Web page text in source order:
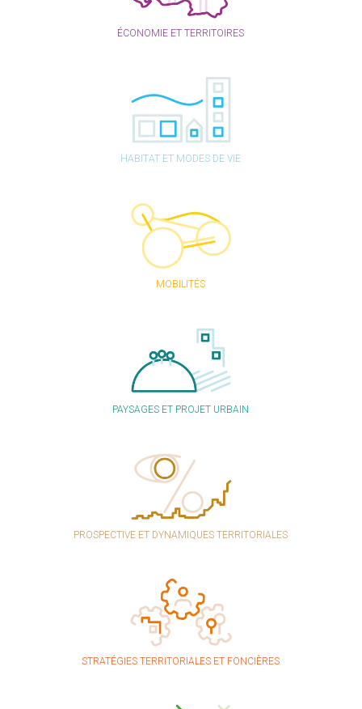
ÉCONOMIE ET TERRITOIRES
HABITAT ET MODES DE VIE
MOBILITÉS
PAYSAGES ET PROJET URBAIN
PROSPECTIVE ET DYNAMIQUES TERRITORIALES
STRATÉGIES TERRITORIALES ET FONCIÈRES